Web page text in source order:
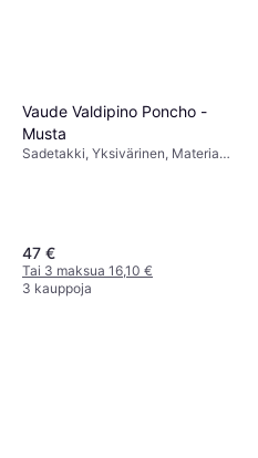
Vaude Valdipino Poncho -
Musta
Sadetakki, Yksivärinen, Materiaali:
Heijastimet, Huppu
47 €
Tai 3 maksua 16,10 €
3 kauppoja